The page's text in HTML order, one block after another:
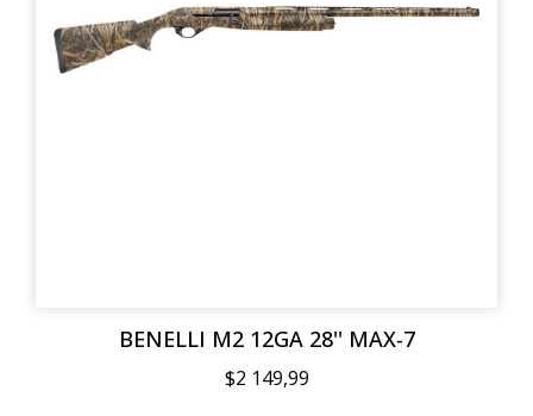
BENELLI M2 12GA 28'' MAX-7
$2 149,99